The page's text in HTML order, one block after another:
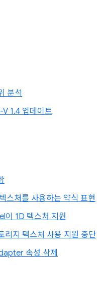
분석
1.4 업데이트
스처를 사용하는 약식 표현
1D 텍스처 지원
지 텍스처 사용 지원 중단
속성 삭제